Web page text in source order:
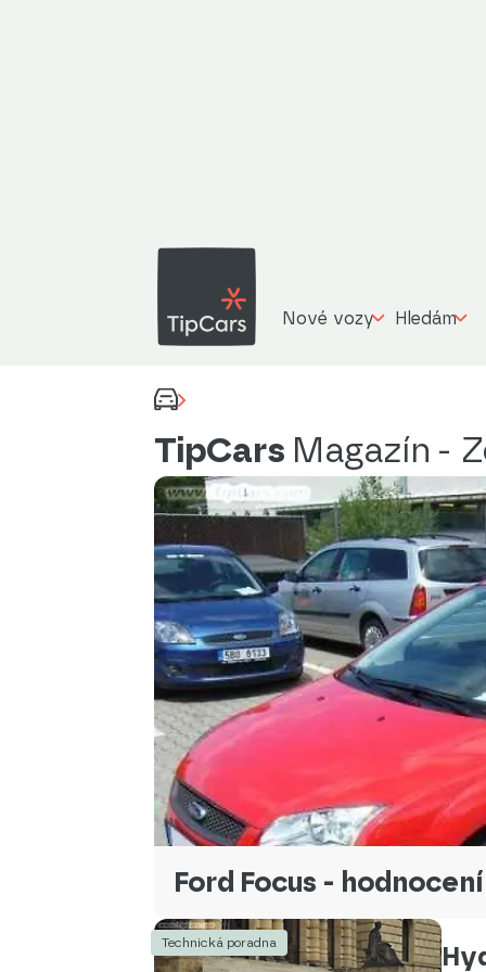
Nové vozy Hledám
TipCars Magazín -
Ford Focus -
Technická poradna